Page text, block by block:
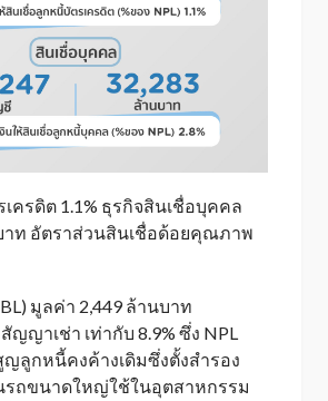
ครดิต 1.1% ธุรกิจสินเชื่อบุคคล
าท อัตราส่วนสินเชื่อด้อยคุณภาพ
มูลค่า 2,449 ล้านบาท
ญาเช่า เท่ากับ 8.9% ซึ่ง NPL
ลูกหนี้คงค้างเดิมซึ่งตั้งสำรอง
รถขนาดใหญ่ใช้ในอุตสาหกรรม